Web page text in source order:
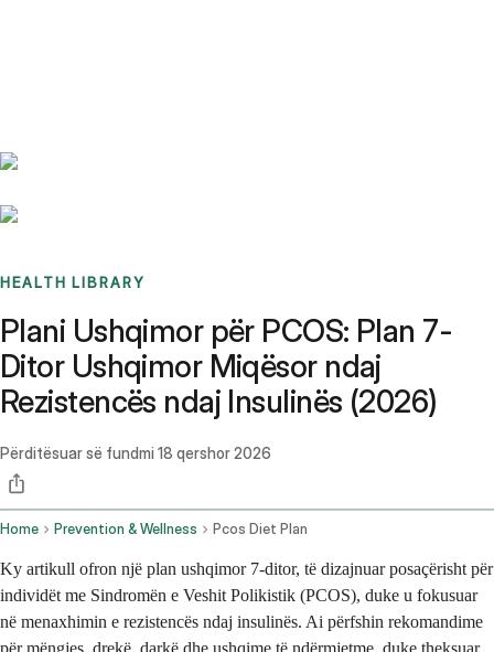
HEALTH LIBRARY
Plani Ushqimor për PCOS: Plan 7-
Ditor Ushqimor Miqësor ndaj
Rezistencës ndaj Insulinës (2026)
Përditësuar së fundmi 18 qershor 2026
Home Prevention & Wellness Pcos Diet Plan
Ky artikull ofron një plan ushqimor 7-ditor, të dizajnuar posaçërisht për
individët me Sindromën e Veshit Polikistik (PCOS), duke u fokusuar
në menaxhimin e rezistencës ndaj insulinës. Ai përfshin rekomandime